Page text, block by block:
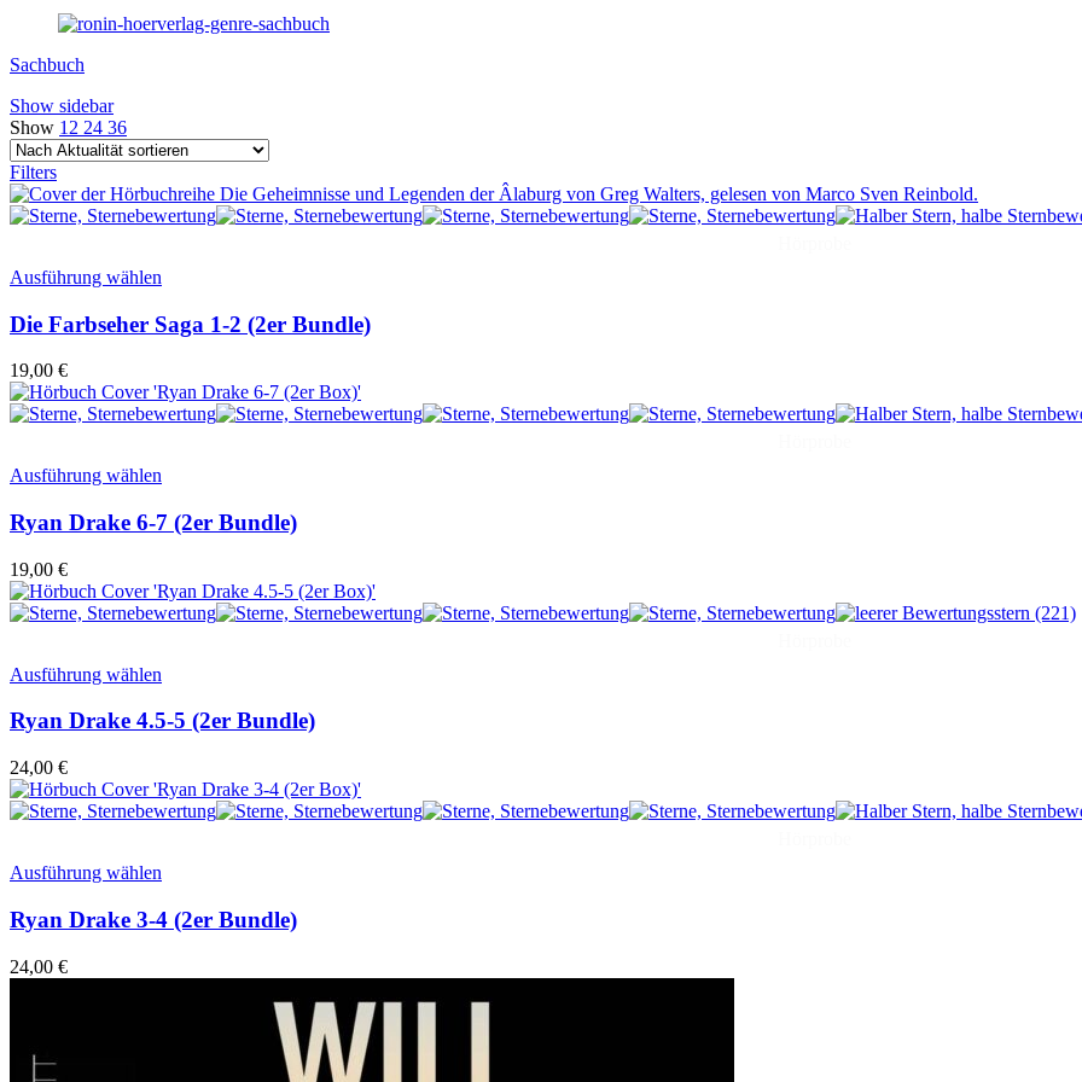
Sachbuch
Show sidebar
Show 12 24 36
Filters
Ausführung wählen
Die Farbseher Saga 1-2 (2er Bundle)
19,00 €
Ausführung wählen
Ryan Drake 6-7 (2er Bundle)
19,00 €
(221)
Ausführung wählen
Ryan Drake 4.5-5 (2er Bundle)
24,00 €
Ausführung wählen
Ryan Drake 3-4 (2er Bundle)
24,00 €